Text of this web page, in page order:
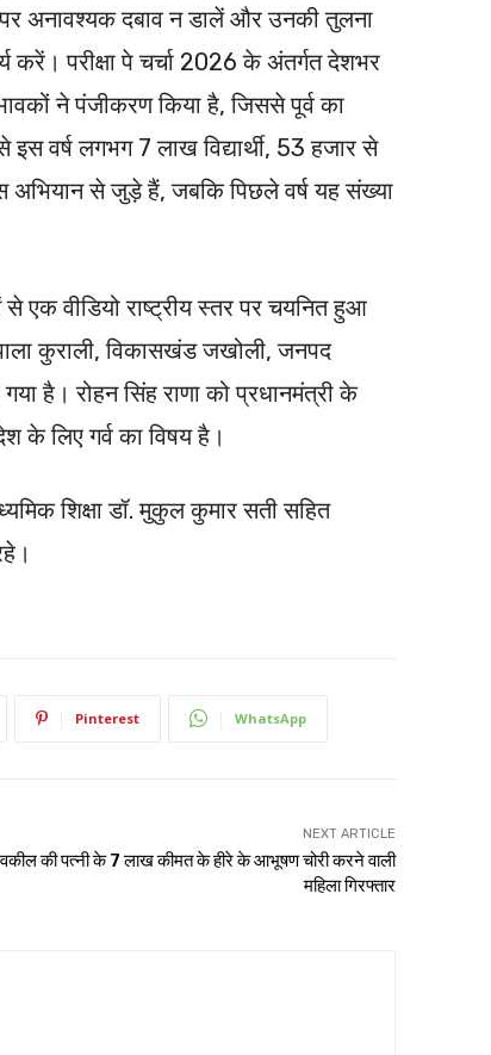
अनावश्यक दबाव न डालें और उनकी तुलना
परीक्षा पे चर्चा 2026 के अंतर्गत देशभर
ने पंजीकरण किया है, जिससे पूर्व का
इस वर्ष लगभग 7 लाख विद्यार्थी, 53 हजार से
से जुड़े हैं, जबकि पिछले वर्ष यह संख्या
में से एक वीडियो राष्ट्रीय स्तर पर चयनित हुआ
कुराली, विकासखंड जखोली, जनपद
गया है। रोहन सिंह राणा को प्रधानमंत्री के
के लिए गर्व का विषय है।
शिक्षा डॉ. मुकुल कुमार सती सहित
Pinterest WhatsApp
NEXT ARTICLE
वकील की पत्नी के 7 लाख कीमत के हीरे के आभूषण चोरी करने वाली
महिला गिरफ्तार